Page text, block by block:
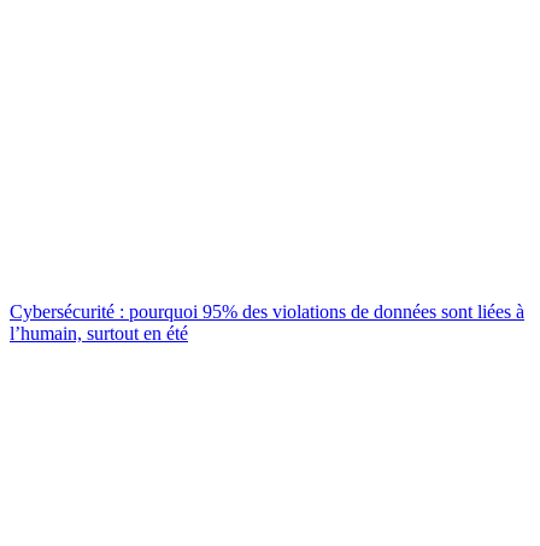
Cybersécurité : pourquoi 95% des violations de données sont liées à
l’humain, surtout en été